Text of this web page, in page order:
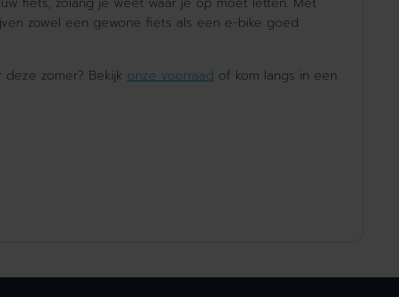
zowel een gewone fiets als een e-bike goed
deze zomer? Bekijk onze voorraad of kom langs in een